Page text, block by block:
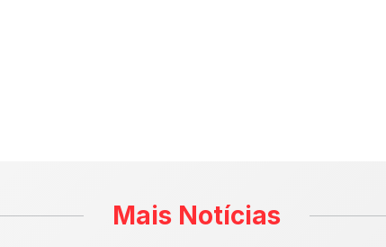
Mais Notícias